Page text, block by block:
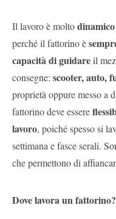
Il lavoro è moltodinamico
perché il fattorino è
capacità di guidareil
consegne: scooter, auto,
proprietà oppure messo a
fattorino deve essere
lavoro, poiché spesso si
settimana e fasce serali.
che permettono di
Dove lavora un fattorino?